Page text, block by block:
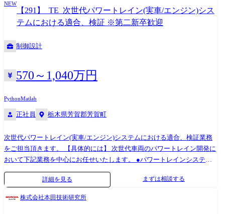
すよう、お願い申し上げます。 <提供先> ・株式会社日立ハイテク ・株
式会社日立ハイテクフィールディング
が発生します。 ※将来的には、海外駐在の可能性もございます。 ※専門
性や適性、会社ニーズなどを踏まえ、会社が定める業務への配置転換を
命じる場合があります。 【開発ツール】 MATLAB/SIMULINK、SysML
LabVIEW、CAE、Python 等
NEW
【291】_TE_次世代パワートレイン(実車/エンジン)シス
テムにおける適合、検証 ※第二新卒歓迎
制御設計
570～1,040万円
PythonMatlab
正社員 栃木県芳賀郡芳賀町
次世代パワートレイン(実車/エンジン)システムにおける適合、検証業務
をご担当頂きます。 【具体的には】 次世代車両のパワートレイン開発に
おいて下記業務を中心にお任せいたします。 ●パワートレインシステ
ム・関連コンポーネントの単体ベンチおよび実車テスト・評価 ご経験・
スキルに応じて下記業務もお任せしていく予定です。 ●車1台分としての
システムコンセプト設計及びその具現化と実機検証 ●求められる環境性
詳細を見る まずは相談する
株式会社本田技術研究所